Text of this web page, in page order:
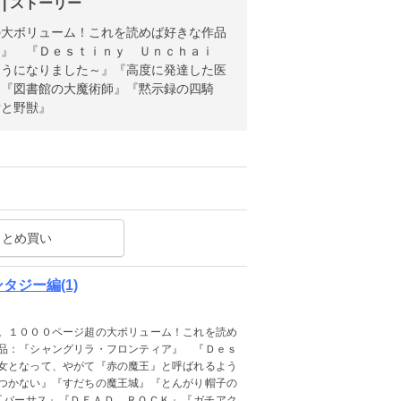
ボリューム！これを読めば好きな作品
』 『Ｄｅｓｔｉｎｙ Ｕｎｃｈａｉ
になりました～』『高度に発達した医
図書館の大魔術師』『黙示録の四騎
野獣』
め買い
ジー編(1)
１０００ページ超の大ボリューム！これを読め
：『シャングリラ・フロンティア』 『Ｄｅｓ
って、やがて『赤の魔王』と呼ばれるよう
かない』『すだちの魔王城』『とんがり帽子の